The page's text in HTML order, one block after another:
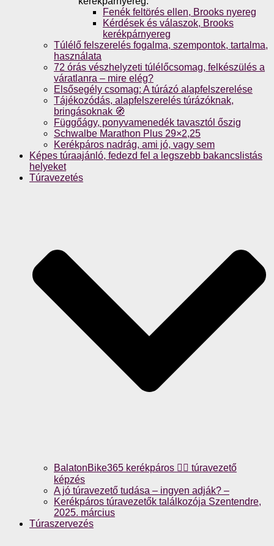
Fenék feltörés ellen, Brooks nyereg
Kérdések és válaszok, Brooks
kerékpárnyereg
Túlélő felszerelés fogalma, szempontok, tartalma,
használata
72 órás vészhelyzeti túlélőcsomag, felkészülés a
váratlanra – mire elég?
Elsősegély csomag: A túrázó alapfelszerelése
Tájékozódás, alapfelszerelés túrázóknak,
bringásoknak 🧭
Függőágy, ponyvamenedék tavasztól őszig
Schwalbe Marathon Plus 29×2,25
Kerékpáros nadrág, ami jó, vagy sem
Képes túraajánló, fedezd fel a legszebb bakancslistás
helyeket
Túravezetés
BalatonBike365 kerékpáros 🚴‍♀️ túravezető
képzés
A jó túravezető tudása – ingyen adják? –
Kerékpáros túravezetők találkozója Szentendre,
2025. március
Túraszervezés